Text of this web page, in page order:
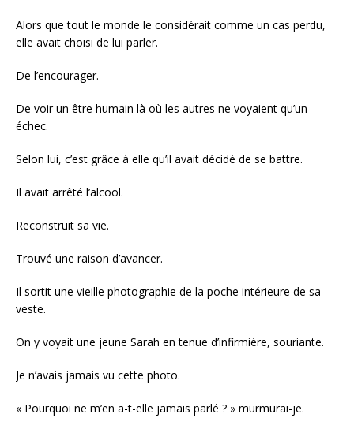
Alors que tout le monde le considérait comme un cas perdu,
elle avait choisi de lui parler.
De l’encourager.
De voir un être humain là où les autres ne voyaient qu’un
échec.
Selon lui, c’est grâce à elle qu’il avait décidé de se battre.
Il avait arrêté l’alcool.
Reconstruit sa vie.
Trouvé une raison d’avancer.
Il sortit une vieille photographie de la poche intérieure de sa
veste.
On y voyait une jeune Sarah en tenue d’infirmière, souriante.
Je n’avais jamais vu cette photo.
« Pourquoi ne m’en a-t-elle jamais parlé ? » murmurai-je.